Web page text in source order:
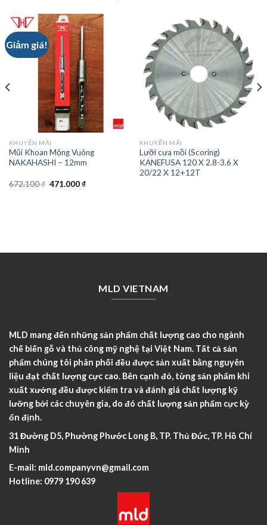
Giảm giá!
KHUYẾN MÃI
Mũi Khoan Mộng Vuông
NAKAHASHI – 12mm
672.100₫ Original
471.000₫Current
KHUYẾN MÃI
Lưỡi cưa mồi (Scoring)
KANEFUSA 120 X 2.8-3.6 X
20/22 X 12+12T
MLD VIETNAM
MLD mang đến những sản phẩm chất lượng cao cho ngành
chế biến gỗ và thủ công mỹ nghệ tại Việt Nam. Tất cả sản
phẩm chúng tôi phân phối đều được sản xuất bằng nguyên
liệu đạt chất lượng cực cao. Bên cạnh đó, từng sản phẩm khi
xuất xưởng đều được kiểm tra và đánh giá chất lượng kỹ
lưỡng bởi các chuyên gia, do đó chất lượng sản phẩm cực kỳ
ổn định.
31 Đường D5, Phường Phước Long B, TP. Thủ Đức, TP. Hồ Chí
Minh
E-mail: mld.companyvn@gmail.com
Hotline: 0979 190 639